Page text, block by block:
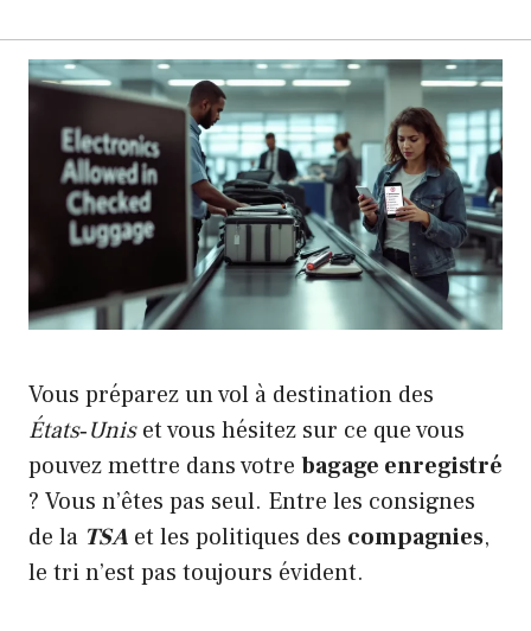
Vous préparez un vol à destination des
États‑Uniset vous hésitez sur ce que vous
pouvez mettre dans votre bagage enregistré
? Vous n’êtes pas seul. Entre les consignes
de la TSA et les politiques des compagnies,
le tri n’est pas toujours évident.